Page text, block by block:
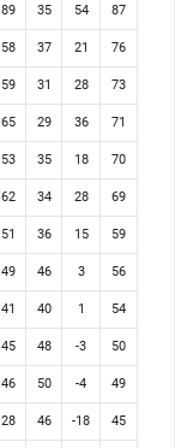
89 35 54 87
58 37 21 76
59 31 28 73
65 29 36 71
53 35 18 70
62 34 28 69
51 36 15 59
49 46 3 56
41 40 1 54
45 48 -3 50
46 50 -4 49
28 46 -18 45